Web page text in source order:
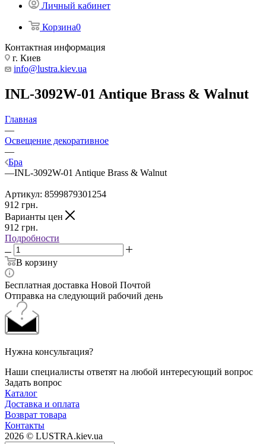
Личный кабинет
Корзина0
Контактная информация
г. Киев
info@lustra.kiev.ua
INL-3092W-01 Antique Brass & Walnut
Главная
—
Освещение декоративное
—
Бра
—INL-3092W-01 Antique Brass & Walnut
Артикул: 8599879301254
912 грн.
Варианты цен
912 грн.
Подробности
В корзину
Бесплатная доставка Новой Почтой
Отправка на следующий рабочий день
Нужна консультация?
Наши специалисты ответят на любой интересующий вопрос
Задать вопрос
Каталог
Доставка и оплата
Возврат товара
Контакты
2026 © LUSTRA.kiev.ua